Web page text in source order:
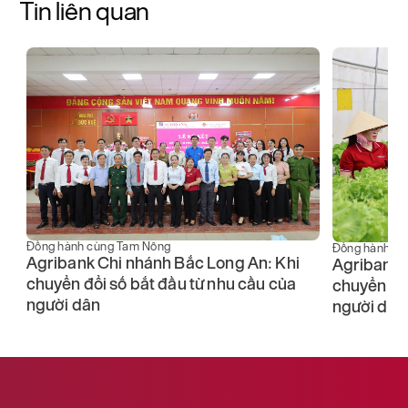
Tin liên quan
Đồng hành cùng Tam Nông
Agribank Chi nhánh Bắc Long An: Khi
chuyển đổi số bắt đầu từ nhu cầu của
người dân
Đồng hành
Agribank
chuyển
người dân